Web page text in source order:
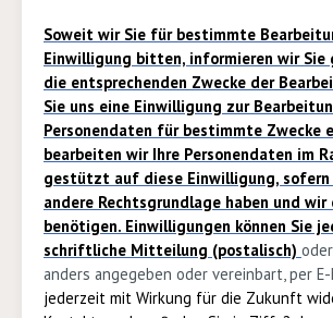
Soweit wir Sie für bestimmte
Einwilligung bitten, informieren wir Sie
die entsprechenden Zwecke der
Sie uns eine Einwilligung zur
Personendaten für bestimmte Zwecke
bearbeiten wir Ihre Personendaten im
gestützt auf diese Einwilligung, sofern
andere Rechtsgrundlage haben und wir
benötigen. Einwilligungen können Sie
schriftliche Mitteilung (postalisch)
anders angegeben oder vereinbart, per
jederzeit mit Wirkung für die Zukunft